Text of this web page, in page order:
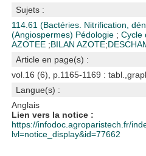
Sujets :
114.61 (Bactéries. Nitrification,
(Angiospermes) Pédologie ;Cycle
AZOTEE ;BILAN AZOTE;
Article en page(s) :
vol.16 (6), p.1165-1169 :
Langue(s) :
Anglais
Lien vers la notice :
https://infodoc.agroparistech.fr/
lvl=notice_display&id=77662